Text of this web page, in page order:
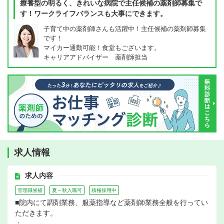
療養型の明るく、きれいな病院で主任候補の薬剤師募集で
す！ワークライフバランスも大事にできます。
子育て中の薬剤師さんも活躍中！主任候補の薬剤師募集
です！
マイカー通勤可能！食堂もございます。
キャリアアドバイザー 薬剤師担当
求人情報
求人内容
管理職候補 夏～秋入職可 積極採用中
■院内にて調剤業務、服薬指導など薬剤師業務全般を行ってい
ただきます。